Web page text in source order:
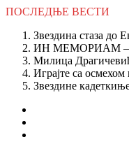
ПОСЛЕДЊЕ ВЕСТИ
Звездина стаза до
ИН МЕМОРИАМ –
Милица Драгичевић
Играјте са
Звездине